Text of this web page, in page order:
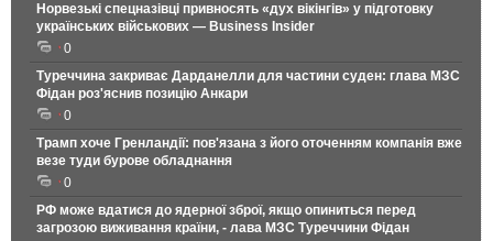
Норвезькі спецназівці привносять «дух вікінгів» у підготовку
українських військових — Business Insider
0
Туреччина закриває Дарданелли для частини суден: глава МЗС
Фідан роз'яснив позицію Анкари
0
Трамп хоче Гренландії: пов'язана з його оточенням компанія вже
везе туди бурове обладнання
0
РФ може вдатися до ядерної зброї, якщо опиниться перед
загрозою виживання країни, - лава МЗС Туреччини Фідан